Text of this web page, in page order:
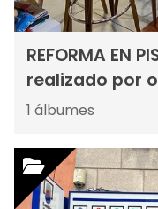
REFORMA EN PISO
realizado por
1 álbumes